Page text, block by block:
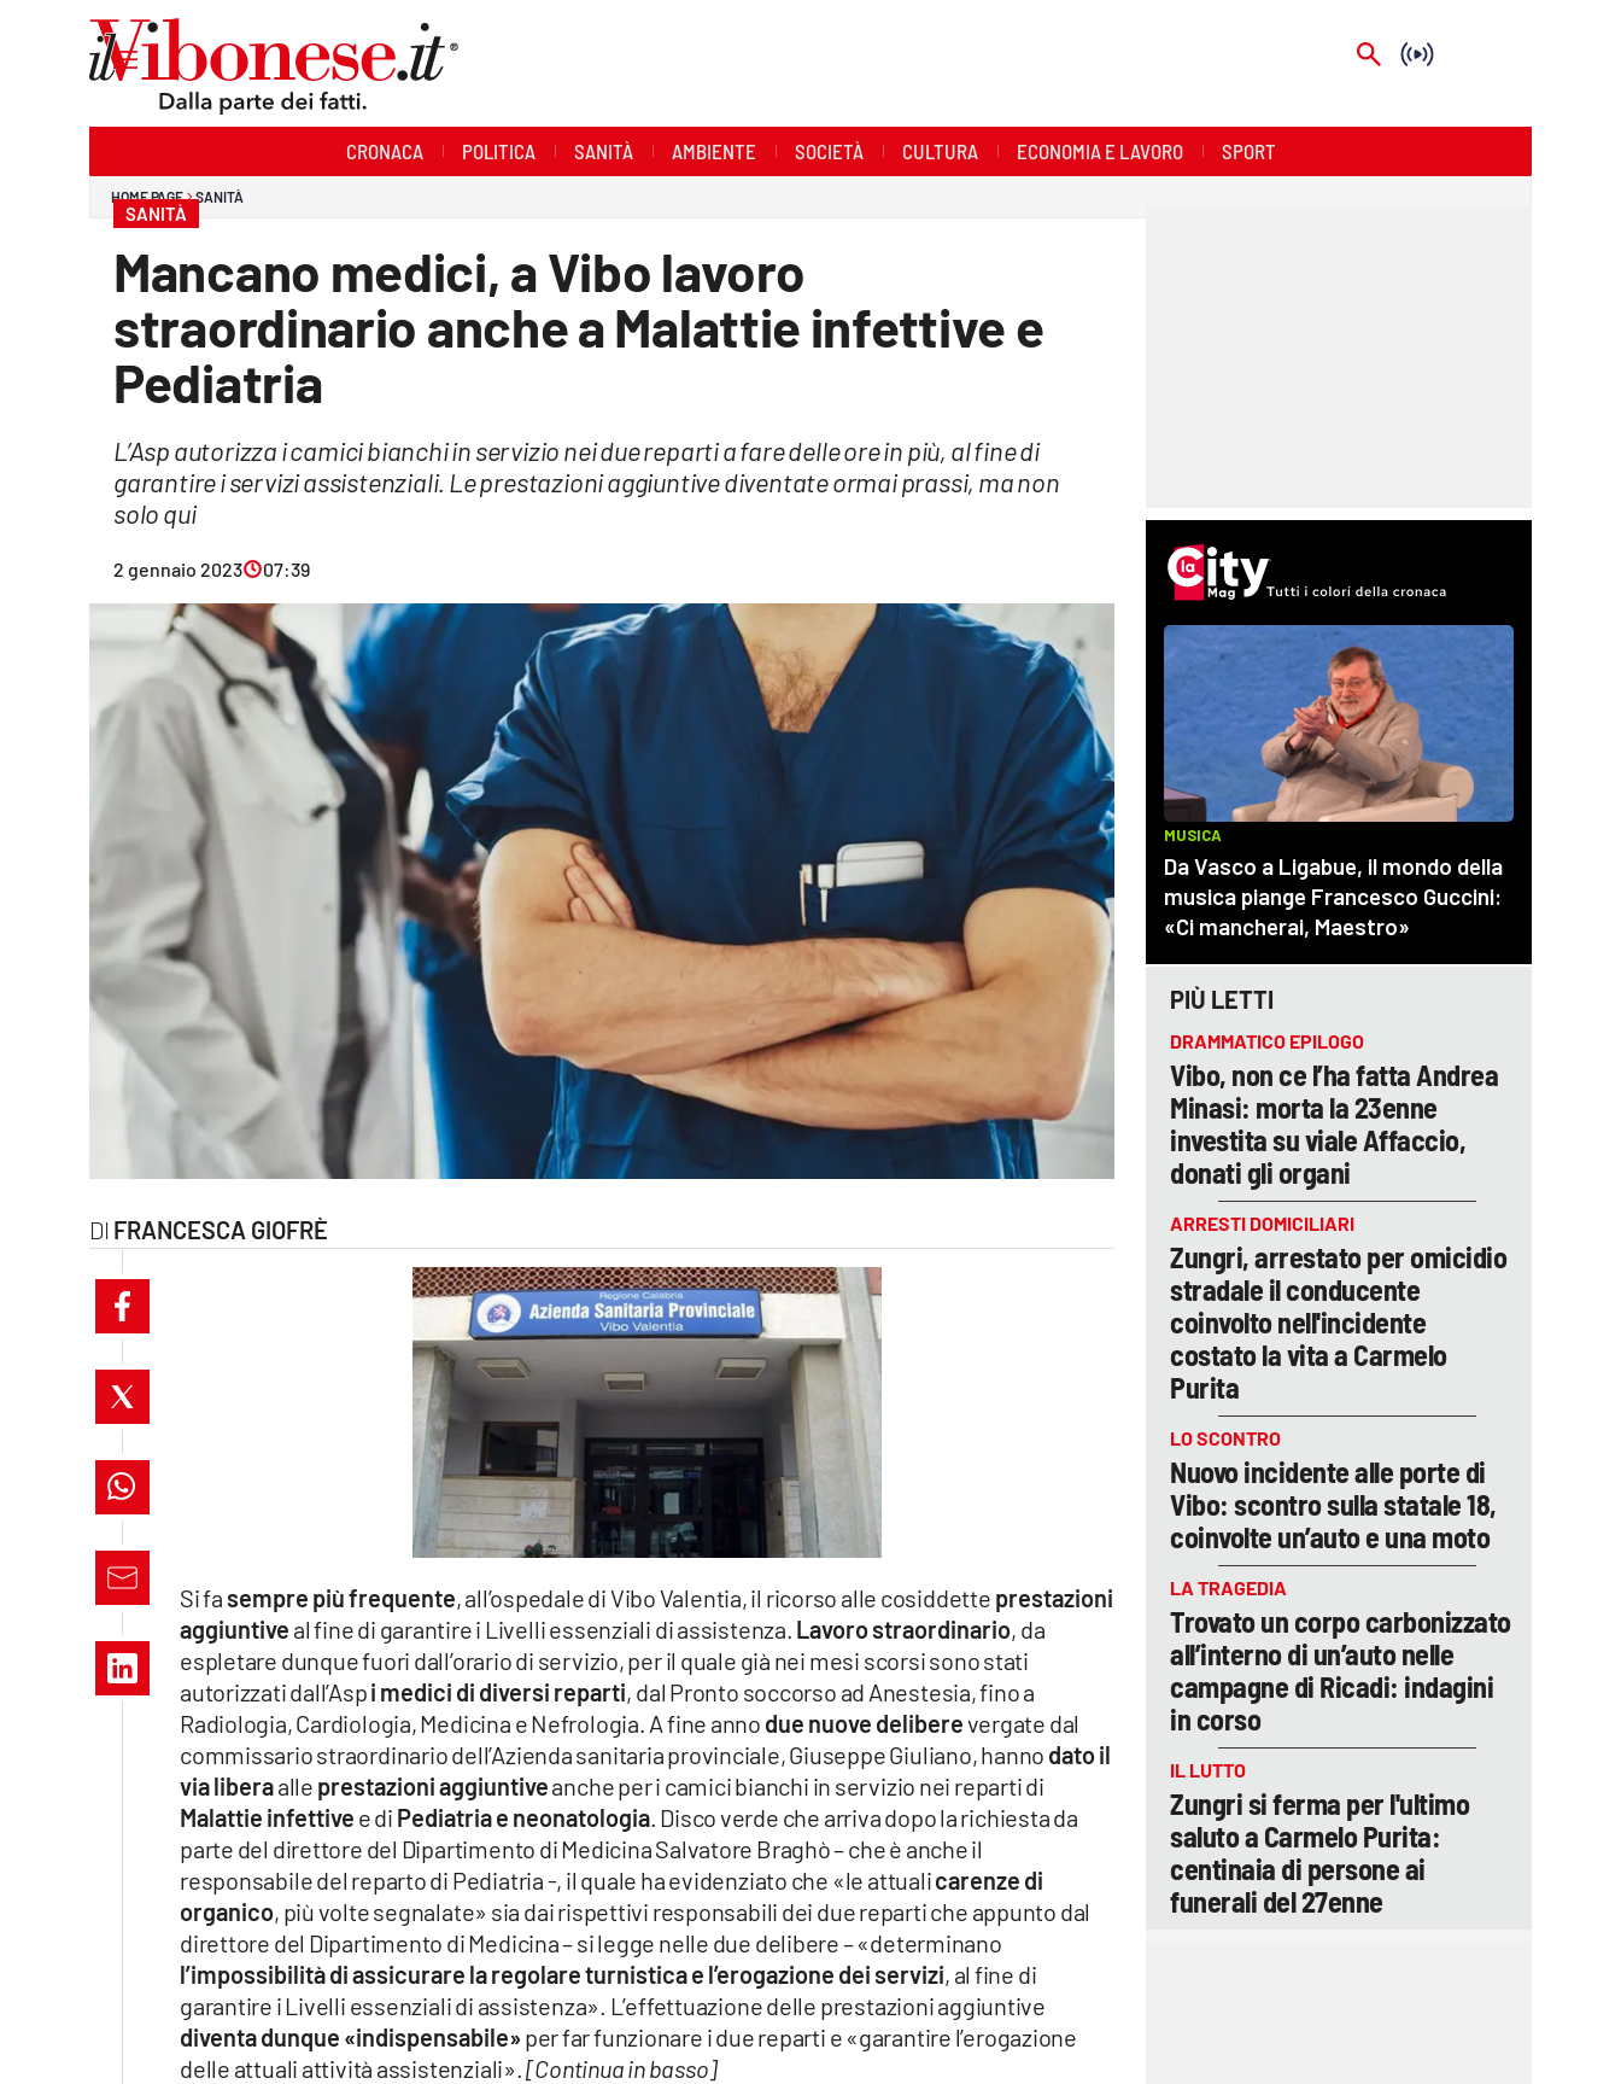
cosenzachannel.it
catanzarochannel.it
lacapitalenews.it
Vai
CRONACA POLITICA SANITÀ AMBIENTE SOCIETÀ CULTURA ECONOMIA E LAVORO SPORT
HOME PAGE SANITÀ
SANITÀ
Mancano medici, a Vibo lavoro
straordinario anche a Malattie infettive e
Pediatria
L’Asp autorizza i camici bianchi in servizio nei due reparti a fare delle ore in più, al fine di
garantire i servizi assistenziali. Le prestazioni aggiuntive diventate ormai prassi, ma non
solo qui
2 gennaio 2023 07:39
FRANCESCA GIOFRÈ
Si fa sempre più frequente, all’ospedale di Vibo Valentia, il ricorso alle cosiddette prestazioni
aggiuntive al fine di garantire i Livelli essenziali di assistenza. Lavoro straordinario, da
espletare dunque fuori dall’orario di servizio, per il quale già nei mesi scorsi sono stati
autorizzati dall’Aspi medici di diversi reparti, dal Pronto soccorso ad Anestesia, fino a
Radiologia, Cardiologia, Medicina e Nefrologia. A fine anno due nuove deliberevergate dal
commissario straordinario dell’Azienda sanitaria provinciale, Giuseppe Giuliano, hanno dato il
via liberaalle prestazioni aggiuntiveanche per i camici bianchi in servizio nei reparti di
Malattie infettive e di Pediatria e neonatologia. Disco verde che arriva dopo la richiesta da
parte del direttore del Dipartimento di Medicina Salvatore Braghò – che è anche il
responsabile del reparto di Pediatria -, il quale ha evidenziato che «le attualicarenze di
organico, più volte segnalate» sia dai rispettivi responsabili dei due reparti che appunto dal
direttore del Dipartimento di Medicina – si legge nelle due delibere – «determinano
l’impossibilità di assicurare la regolare turnistica e l’erogazione dei servizi, al fine di
garantire i Livelli essenziali di assistenza». L’effettuazione delle prestazioni aggiuntive
diventa dunque «indispensabile»per far funzionare i due reparti e «garantire l’erogazione
delle attuali attività assistenziali».[Continua in basso]
PIÙ LETTI
DRAMMATICO EPILOGO
Vibo, non ce l’ha fatta Andrea
Minasi: morta la 23enne
investita su viale Affaccio,
donati gli organi
ARRESTI DOMICILIARI
Zungri, arrestato per omicidio
stradale il conducente
coinvolto nell'incidente
costato la vita a Carmelo
Purita
LO SCONTRO
Nuovo incidente alle porte di
Vibo: scontro sulla statale 18,
coinvolte un’auto e una moto
LA TRAGEDIA
Trovato un corpo carbonizzato
all’interno di un’auto nelle
campagne di Ricadi: indagini
in corso
IL LUTTO
Zungri si ferma per l'ultimo
saluto a Carmelo Purita:
centinaia di persone ai
funerali del 27enne